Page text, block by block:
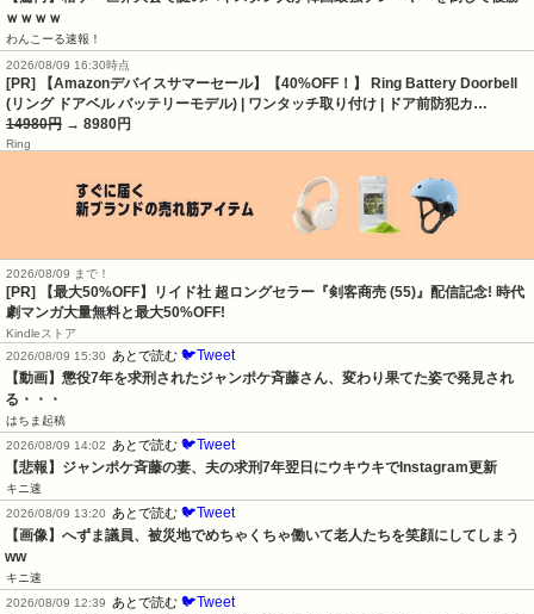
ｗｗｗｗ
わんこーる速報！
2026/08/09 16:30時点
[PR] 【Amazonデバイスサマーセール】【40%OFF！】 Ring Battery Doorbell
(リング ドアベル バッテリーモデル) | ワンタッチ取り付け | ドア前防犯カ…
14980円 → 8980円
Ring
2026/08/09 まで！
[PR] 【最大50%OFF】リイド社 超ロングセラー『剣客商売 (55)』配信記念! 時代
劇マンガ大量無料と最大50%OFF!
Kindleストア
2026/08/09 15:30
あとで読む 🐦Tweet
【動画】懲役7年を求刑されたジャンポケ斉藤さん、変わり果てた姿で発見され
る・・・
はちま起稿
2026/08/09 14:02
あとで読む 🐦Tweet
【悲報】ジャンポケ斉藤の妻、夫の求刑7年翌日にウキウキでInstagram更新
キニ速
2026/08/09 13:20
あとで読む 🐦Tweet
【画像】へずま議員、被災地でめちゃくちゃ働いて老人たちを笑顔にしてしまう
ww
キニ速
2026/08/09 12:39
あとで読む 🐦Tweet